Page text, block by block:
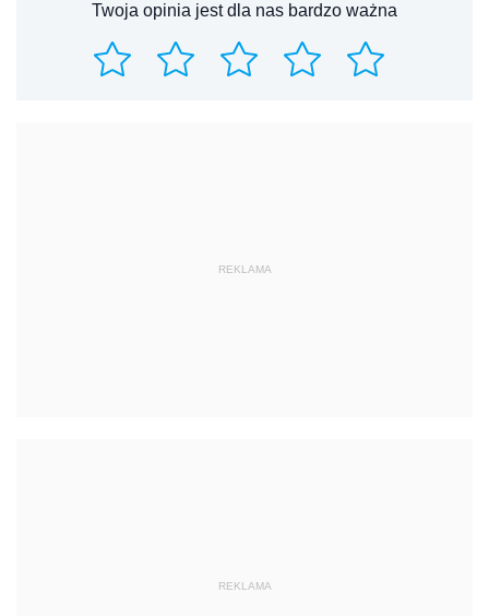
Twoja opinia jest dla nas bardzo ważna
REKLAMA
REKLAMA